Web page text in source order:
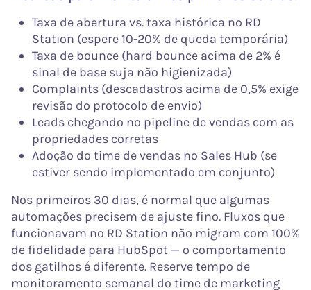
Taxa de abertura vs. taxa histórica no RD
Station (espere 10-20% de queda temporária)
Taxa de bounce (hard bounce acima de 2% é
sinal de base suja não higienizada)
Complaints (descadastros acima de 0,5% exige
revisão do protocolo de envio)
Leads chegando no pipeline de vendas com as
propriedades corretas
Adoção do time de vendas no Sales Hub (se
estiver sendo implementado em conjunto)
Nos primeiros 30 dias, é normal que algumas
automações precisem de ajuste fino. Fluxos que
funcionavam no RD Station não migram com 100%
de fidelidade para HubSpot — o comportamento
dos gatilhos é diferente. Reserve tempo de
monitoramento semanal do time de marketing